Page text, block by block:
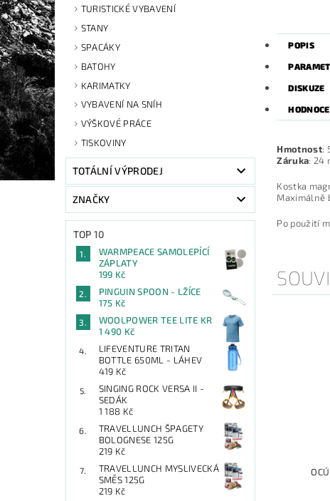
TURISTICKÉ VYBAVENÍ
STANY
SPACÁKY
BATOHY
KARIMATKY
VYBAVENÍ NA SNÍH
VÝŠKOVÉ PRÁCE
TISKOVINY
TOTÁLNÍ VÝPRODEJ
ZNAČKY
TOP 10
WARMPEACE SAMOLEPÍCÍ
ZÁPLATY
199 Kč
PINGUIN SPOON - LŽÍCE
175 Kč
WOOLPOWER TEE LITE KR
1 490 Kč
LIFEVENTURE TRITAN
BOTTLE 650ML - LÁHEV
419 Kč
SINGING ROCK VERSA II -
SEDÁK
1 188 Kč
TRAVELLUNCH ŠPAGETY
BOLOGNESE 125G
219 Kč
TRAVELLUNCH MYSLIVECKÁ
SMĚS 125G
219 Kč
POPIS
DISKUZE
Hmotnost:
Záruka: 24
Kostka
Maximálně
Po použití